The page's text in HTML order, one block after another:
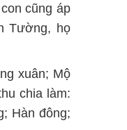
cũng áp
Tường, họ
xuân; Mộ
chia làm:
Hàn đông;